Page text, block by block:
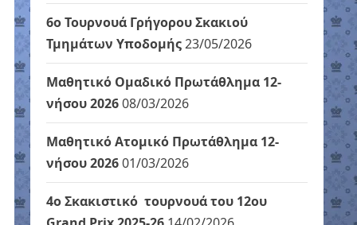
6ο Τουρνουά Γρήγορου Σκακιού
Τμημάτων Υποδομής23/05/2026
Μαθητικό Ομαδικό Πρωτάθλημα 12-
νήσου 202608/03/2026
Μαθητικό Ατομικό Πρωτάθλημα 12-
νήσου 202601/03/2026
4ο Σκακιστικό τουρνουά του 12ου